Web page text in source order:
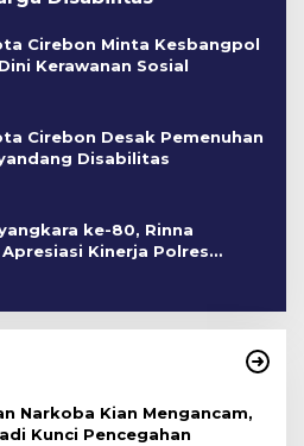
Cirebon Minta Kesbangpol
Kerawanan Sosial
Cirebon Desak Pemenuhan
Disabilitas
ke-80, Rinna
Kinerja Polres
Narkoba Kian Mengancam,
Kunci Pencegahan